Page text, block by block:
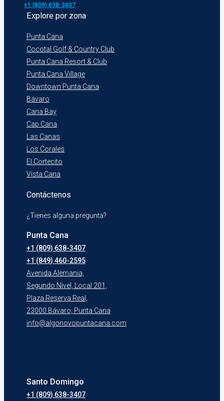
+1 (809) 638-3407
Explore por zona
Punta Cana
Cocotal Golf & Country Club
Punta Cana Resort & Club
Punta Cana Village
Downtown Punta Cana
Bávaro
Cana Bay
Cap Cana
Las Canas
Los Corales
El Cortecito
Vista Cana
Contáctenos
¿Tienes alguna pregunta?
Punta Cana
+1 (809) 638-3407
+1 (849) 460-2595
Avenida Alemania,
Segundo Nivel, Local 201,
Plaza Reserva Real,
23000 Bávaro, Punta Cana
info@algonovopuntacana.com
Santo Domingo
+1 (809) 638-3407